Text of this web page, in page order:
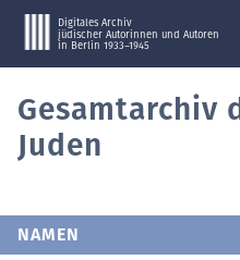
Digitales Archiv
jüdischer Autorinnen und Autoren
in Berlin 1933–1945
Gesamtarchiv
Juden
NAMEN